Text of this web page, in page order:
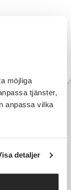
möjliga
tjänster,
anpassa vilka
detaljer